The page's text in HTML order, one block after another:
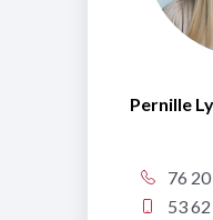
Pernille
76
53